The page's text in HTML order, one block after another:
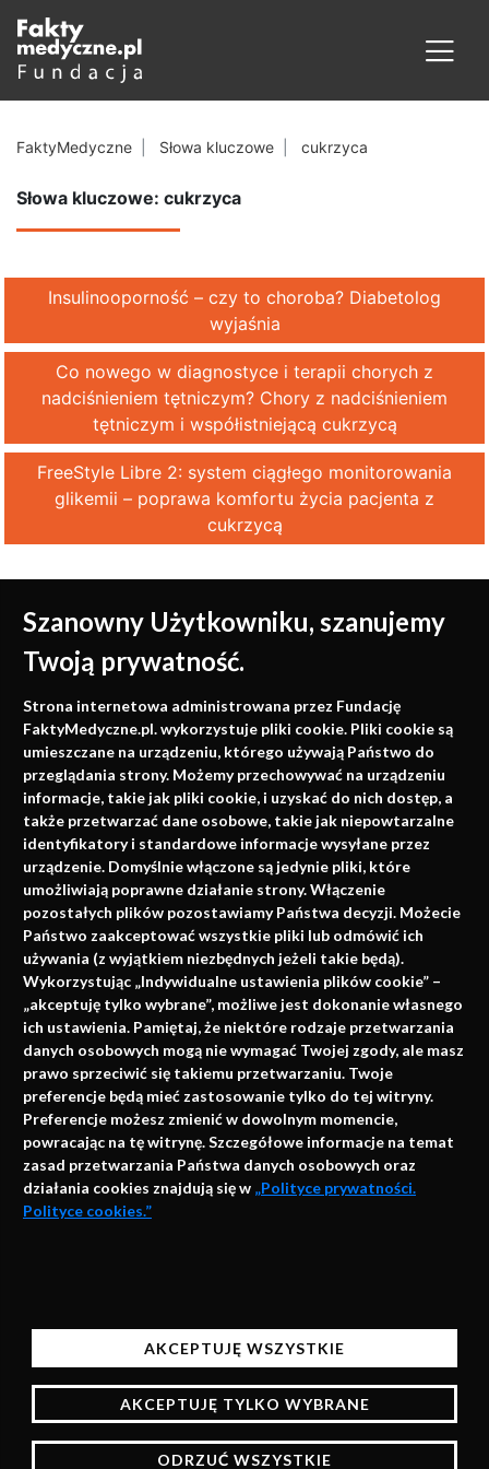
Szanowny Użytkowniku, szanujemy
Twoją prywatność.
Strona internetowa administrowana przez Fundację
FaktyMedyczne.pl. wykorzystuje pliki cookie. Pliki cookie są
umieszczane na urządzeniu, którego używają Państwo do
przeglądania strony. Możemy przechowywać na urządzeniu
informacje, takie jak pliki cookie, i uzyskać do nich dostęp, a
także przetwarzać dane osobowe, takie jak niepowtarzalne
identyfikatory i standardowe informacje wysyłane przez
urządzenie. Domyślnie włączone są jedynie pliki, które
umożliwiają poprawne działanie strony. Włączenie
pozostałych plików pozostawiamy Państwa decyzji. Możecie
Państwo zaakceptować wszystkie pliki lub odmówić ich
używania (z wyjątkiem niezbędnych jeżeli takie będą).
Wykorzystując „Indywidualne ustawienia plików cookie” –
„akceptuję tylko wybrane”, możliwe jest dokonanie własnego
ich ustawienia. Pamiętaj, że niektóre rodzaje przetwarzania
danych osobowych mogą nie wymagać Twojej zgody, ale masz
prawo sprzeciwić się takiemu przetwarzaniu. Twoje
preferencje będą mieć zastosowanie tylko do tej witryny.
Preferencje możesz zmienić w dowolnym momencie,
powracając na tę witrynę. Szczegółowe informacje na temat
zasad przetwarzania Państwa danych osobowych oraz
działania cookies znajdują się w „Polityce prywatności.
Polityce cookies.”
AKCEPTUJĘ WSZYSTKIE
AKCEPTUJĘ TYLKO WYBRANE
ODRZUĆ WSZYSTKIE
FaktyMedyczne Słowa kluczowe cukrzyca
Słowa kluczowe: cukrzyca
Insulinooporność – czy to choroba? Diabetolog
wyjaśnia
Co nowego w diagnostyce i terapii chorych z
nadciśnieniem tętniczym? Chory z nadciśnieniem
tętniczym i współistniejącą cukrzycą
FreeStyle Libre 2: system ciągłego monitorowania
glikemii – poprawa komfortu życia pacjenta z
cukrzycą
Medycyna oparta na
faktach
Konferencje, szkolenia, e-learning, wydawnictwo
Napisz do nas
info@faktymedyczne.pl
ul. Towarowa 2
43-460 Wisła
Redakcja medyczna:
ul. Wolności 338b
61-312 Poznań
Wsparcie:
automatycznego przechowywania danych do celów
statystycznych, realizacji usług i reklamowych.
Korzystając z naszych stron bez zmiany ustawień
przeglądarki będą one zapisane w pamięci urządzenia,
więcej informacji na temat zarządzania plikami
cookies znajdziesz w Polityce prywatności.